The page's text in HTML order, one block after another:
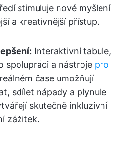
stimuluje nové myšlení
a kreativnější přístup.
Interaktivní tabule,
spolupráci a nástroje pro
čase umožňují
sdílet nápady a plynule
skutečně inkluzivní
zážitek.